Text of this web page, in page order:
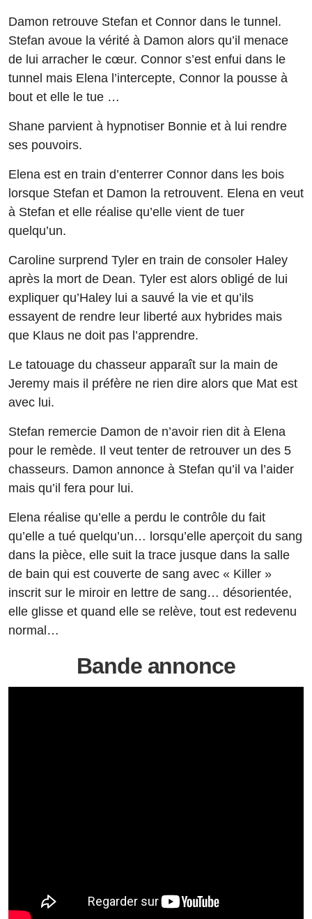
Damon retrouve Stefan et Connor dans le tunnel.
Stefan avoue la vérité à Damon alors qu’il menace
de lui arracher le cœur. Connor s’est enfui dans le
tunnel mais Elena l’intercepte, Connor la pousse à
bout et elle le tue …
Shane parvient à hypnotiser Bonnie et à lui rendre
ses pouvoirs.
Elena est en train d’enterrer Connor dans les bois
lorsque Stefan et Damon la retrouvent. Elena en veut
à Stefan et elle réalise qu’elle vient de tuer
quelqu’un.
Caroline surprend Tyler en train de consoler Haley
après la mort de Dean. Tyler est alors obligé de lui
expliquer qu’Haley lui a sauvé la vie et qu’ils
essayent de rendre leur liberté aux hybrides mais
que Klaus ne doit pas l’apprendre.
Le tatouage du chasseur apparaît sur la main de
Jeremy mais il préfère ne rien dire alors que Mat est
avec lui.
Stefan remercie Damon de n’avoir rien dit à Elena
pour le remède. Il veut tenter de retrouver un des 5
chasseurs. Damon annonce à Stefan qu’il va l’aider
mais qu’il fera pour lui.
Elena réalise qu’elle a perdu le contrôle du fait
qu’elle a tué quelqu’un… lorsqu’elle aperçoit du sang
dans la pièce, elle suit la trace jusque dans la salle
de bain qui est couverte de sang avec « Killer »
inscrit sur le miroir en lettre de sang… désorientée,
elle glisse et quand elle se relève, tout est redevenu
normal…
Bande annonce